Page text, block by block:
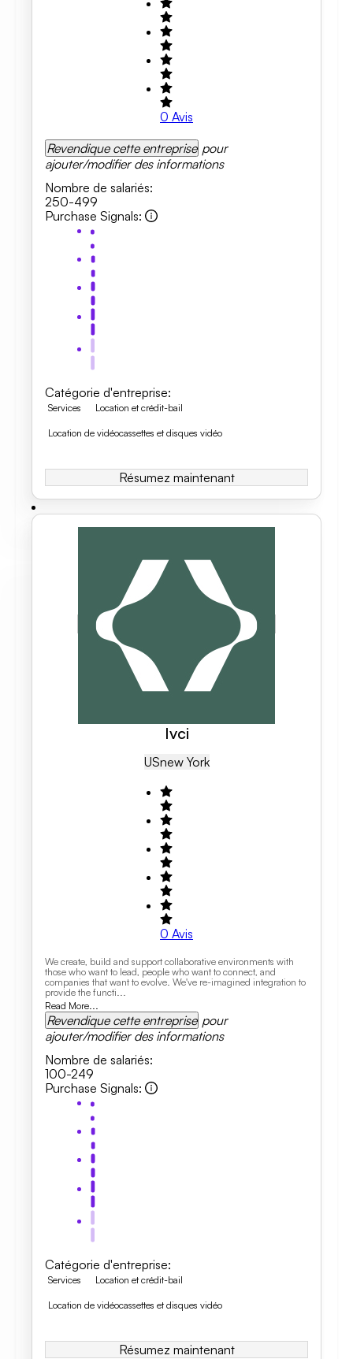
0 Avis
Revendique cette entreprise pour
ajouter/modifier des informations
Nombre de salariés:
250-499
Purchase Signals:
Catégorie d'entreprise:
Services Location et crédit-bail
Location de vidéocassettes et disques vidéo
Résumez maintenant
Ivci
USNew York
0 Avis
We create, build and support collaborative environments with
those who want to lead, people who want to connect, and
companies that want to evolve. We've re-imagined integration to
provide the functi...
Read More...
Revendique cette entreprise pour
ajouter/modifier des informations
Nombre de salariés:
100-249
Purchase Signals:
Catégorie d'entreprise:
Services Location et crédit-bail
Location de vidéocassettes et disques vidéo
Résumez maintenant